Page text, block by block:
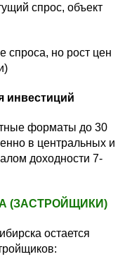
спрос, объект
спроса, но рост цен
инвестиций
форматы до 30
в центральных и
доходности 7-
(ЗАСТРОЙЩИКИ)
остается